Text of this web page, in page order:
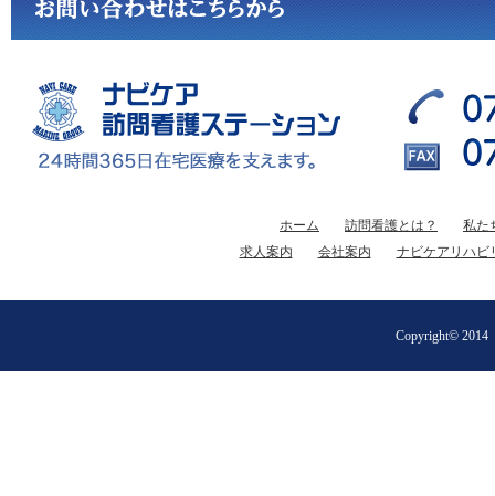
ホーム 訪問看護とは？
私た
求人案内
会社案内 ナビケアリハビ
Copyright©